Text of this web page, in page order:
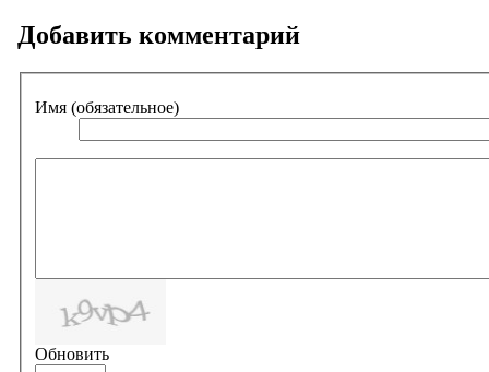
Добавить комментарий
Имя (обязательное)
Обновить